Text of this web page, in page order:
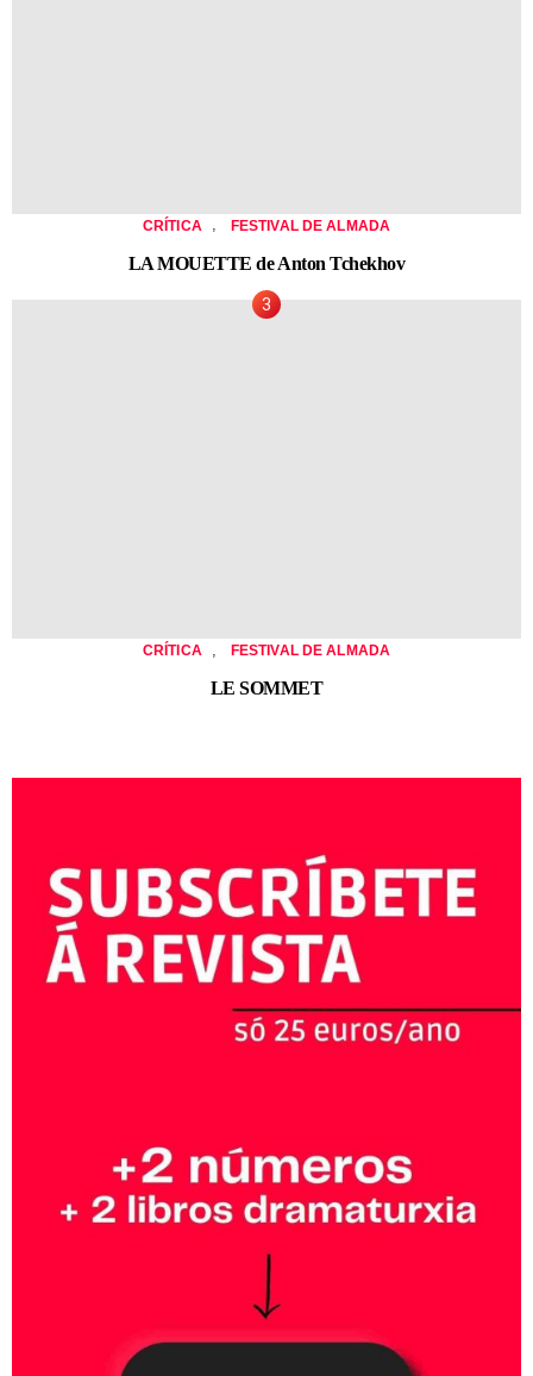
CRÍTICA , FESTIVAL DE ALMADA
LA MOUETTE de Anton Tchekhov
CRÍTICA FESTIVAL DE ALMADA
LE SOMMET